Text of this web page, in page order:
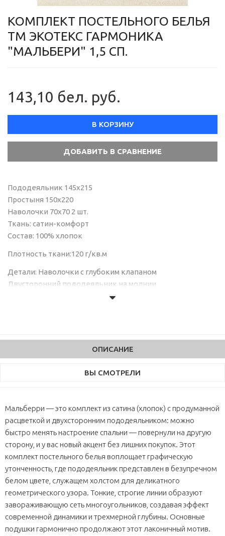
КОМПЛЕКТ ПОСТЕЛЬНОГО БЕЛЬЯ
ТМ ЭКОТЕКС ГАРМОНИКА
"МАЛЬБЕРИ" 1,5 СП.
143,10 бел. руб.
В КОРЗИНУ
Пододеяльник 145х215
Простыня 150х220
Наволочки 70х70 2 шт.
Ткань: сатин-комфорт
Состав: 100% хлопок
Плотность ткани:120 г/кв.м
Детали: Наволочки с глубоким клапаном
Двусторонний пододеяльник на молнии
ОПИСАНИЕ
ВЫ СМОТРЕЛИ
Мальберри — это комплект из сатина (хлопок) с продуманной
расцветкой и двухсторонним пододеяльником: можно
быстро менять настроение спальни — повернули на другую
сторону, и у вас новый акцент без лишних покупок. Этот
комплект постельного белья воплощает графическую
утонченность, где пододеяльник представлен в безупречном
белом цвете, служащем холстом для деликатного
геометрического узора. Тонкие, строгие линии образуют
завораживающую сеть многоугольников, создавая эффект
современной динамики и трехмерной глубины. Основные
подушки гармонично продолжают этот лаконичный мотив.